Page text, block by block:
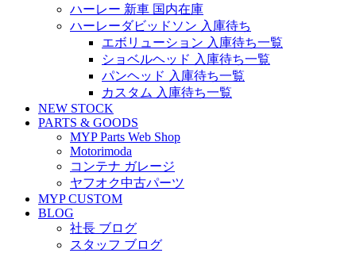
ハーレー 新車 国内在庫
ハーレーダビッドソン 入庫待ち
エボリューション 入庫待ち一覧
ショベルヘッド 入庫待ち一覧
パンヘッド 入庫待ち一覧
カスタム 入庫待ち一覧
NEW STOCK
PARTS & GOODS
MYP Parts Web Shop
Motorimoda
コンテナ ガレージ
ヤフオク中古パーツ
MYP CUSTOM
BLOG
社長 ブログ
スタッフ ブログ